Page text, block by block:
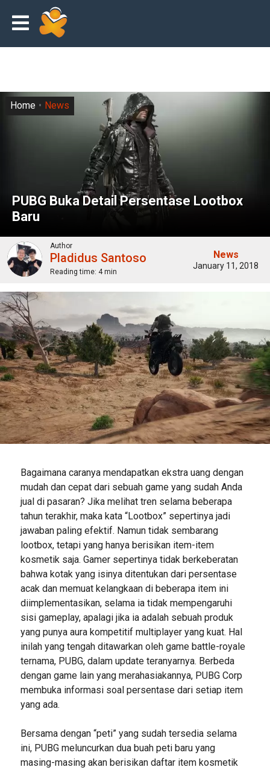
PUBG Buka Detail Persentase Lootbox
Baru
Home News
Author
Pladidus Santoso
Reading time: 4 min
News
January 11, 2018
Bagaimana caranya mendapatkan ekstra uang dengan
mudah dan cepat dari sebuah game yang sudah Anda
jual di pasaran? Jika melihat tren selama beberapa
tahun terakhir, maka kata “Lootbox” sepertinya jadi
jawaban paling efektif. Namun tidak sembarang
lootbox, tetapi yang hanya berisikan item-item
kosmetik saja. Gamer sepertinya tidak berkeberatan
bahwa kotak yang isinya ditentukan dari persentase
acak dan memuat kelangkaan di beberapa item ini
diimplementasikan, selama ia tidak mempengaruhi
sisi gameplay, apalagi jika ia adalah sebuah produk
yang punya aura kompetitif multiplayer yang kuat. Hal
inilah yang tengah ditawarkan oleh game battle-royale
ternama, PUBG, dalam update teranyarnya. Berbeda
dengan game lain yang merahasiakannya, PUBG Corp
membuka informasi soal persentase dari setiap item
yang ada.
Bersama dengan “peti” yang sudah tersedia selama
ini, PUBG meluncurkan dua buah peti baru yang
masing-masing akan berisikan daftar item kosmetik